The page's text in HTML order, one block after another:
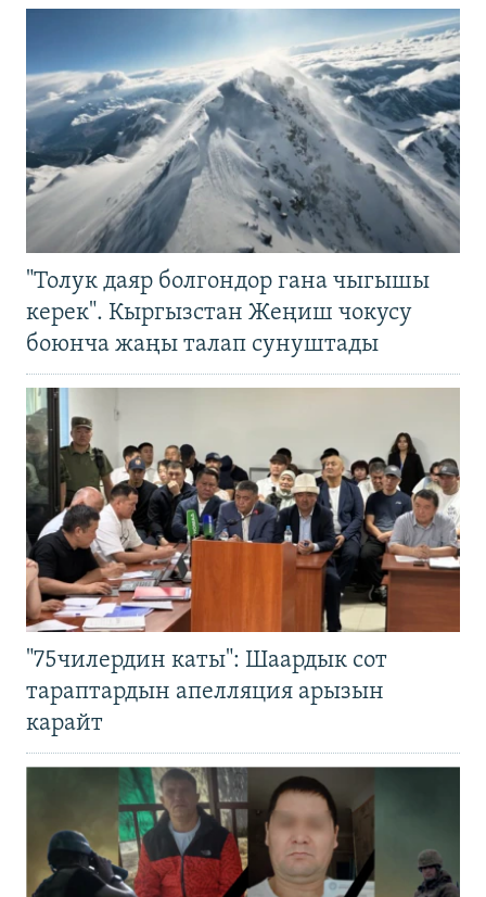
"Толук даяр болгондор гана чыгышы
керек". Кыргызстан Жеңиш чокусу
боюнча жаңы талап сунуштады
"75чилердин каты": Шаардык сот
тараптардын апелляция арызын
карайт